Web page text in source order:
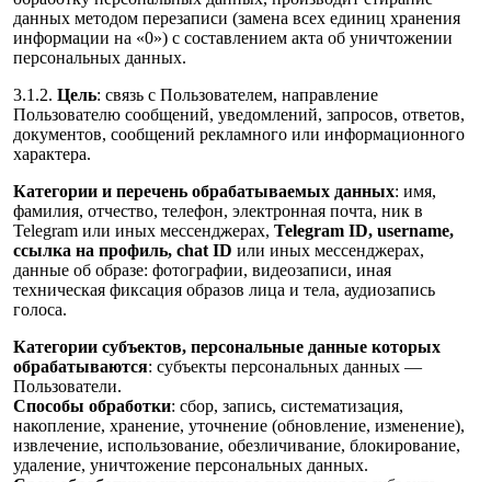
данных методом перезаписи (замена всех единиц хранения
информации на «0») с составлением акта об уничтожении
персональных данных.
3.1.2. Цель: связь с Пользователем, направление
Пользователю сообщений, уведомлений, запросов, ответов,
документов, сообщений рекламного или информационного
характера.
Категории и перечень обрабатываемых данных: имя,
фамилия, отчество, телефон, электронная почта, ник в
Telegram или иных мессенджерах, Telegram ID, username,
ссылка на профиль, chat ID или иных мессенджерах,
данные об образе: фотографии, видеозаписи, иная
техническая фиксация образов лица и тела, аудиозапись
голоса.
Категории субъектов, персональные данные которых
обрабатываются: субъекты персональных данных —
Пользователи.
Способы обработки: сбор, запись, систематизация,
накопление, хранение, уточнение (обновление, изменение),
извлечение, использование, обезличивание, блокирование,
удаление, уничтожение персональных данных.